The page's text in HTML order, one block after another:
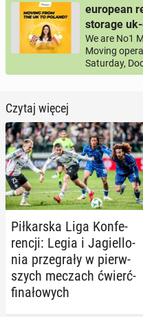
european
storage
We are No1
Moving
Saturday,
Czytaj więcej
Pił­kar­ska Liga Kon­fe­
ren­cji: Legia i Ja­giel­lo­
nia prze­gra­ły w pierw­
szych meczach ćwierć­
fi­na­ło­wych